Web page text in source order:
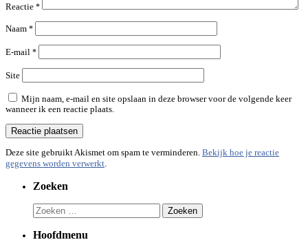
Reactie *
Naam *
E-mail *
Site
Mijn naam, e-mail en site opslaan in deze browser voor de volgende keer
wanneer ik een reactie plaats.
Deze site gebruikt Akismet om spam te verminderen. Bekijk hoe je reactie
gegevens worden verwerkt.
Zoeken
Zoeken
naar:
Hoofdmenu